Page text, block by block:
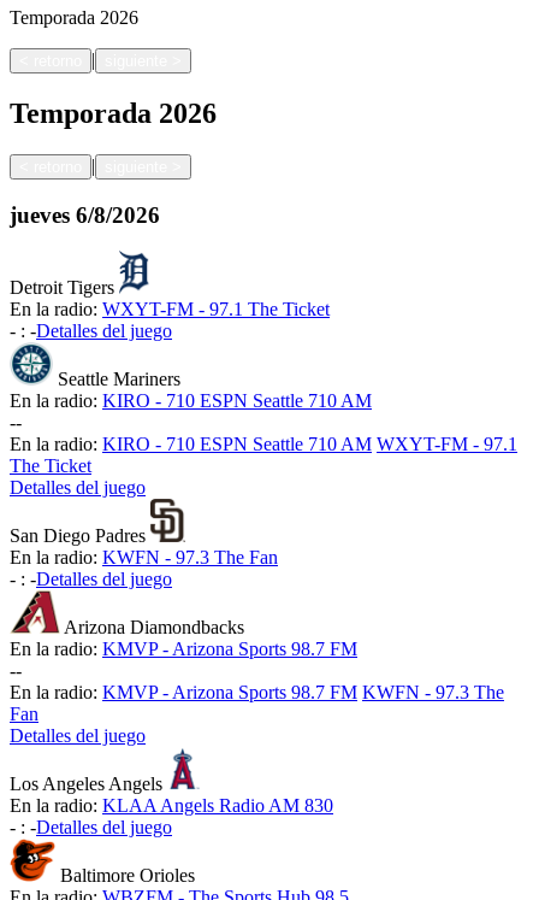
Temporada 2026
|
Temporada 2026
|
jueves 6/8/2026
Detroit Tigers
En la radio: WXYT-FM - 97.1 The Ticket
- : -Detalles del juego
Seattle Mariners
En la radio: KIRO - 710 ESPN Seattle 710 AM
--
En la radio: KIRO - 710 ESPN Seattle 710 AM WXYT-FM - 97.1
The Ticket
Detalles del juego
San Diego Padres
En la radio: KWFN - 97.3 The Fan
- : -Detalles del juego
Arizona Diamondbacks
En la radio: KMVP - Arizona Sports 98.7 FM
--
En la radio: KMVP - Arizona Sports 98.7 FM KWFN - 97.3 The
Fan
Detalles del juego
Los Angeles Angels
En la radio: KLAA Angels Radio AM 830
- : -Detalles del juego
Baltimore Orioles